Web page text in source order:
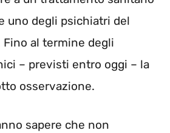
uno degli psichiatri del
al termine degli
– previsti entro oggi – la
osservazione.
sapere che non